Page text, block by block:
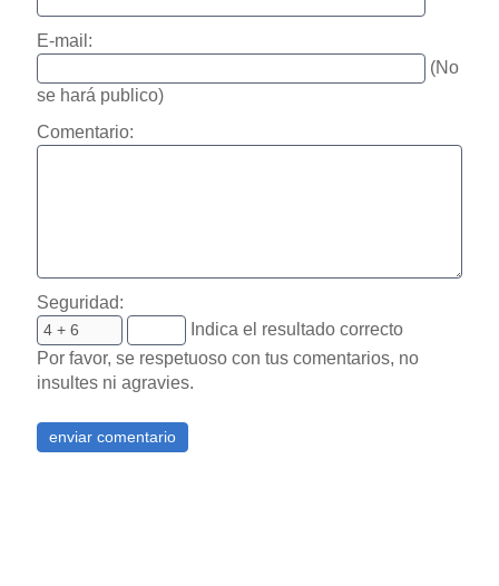
E-mail:
(No
se hará publico)
Comentario:
Seguridad:
Indica el resultado correcto
Por favor, se respetuoso con tus comentarios, no
insultes ni agravies.